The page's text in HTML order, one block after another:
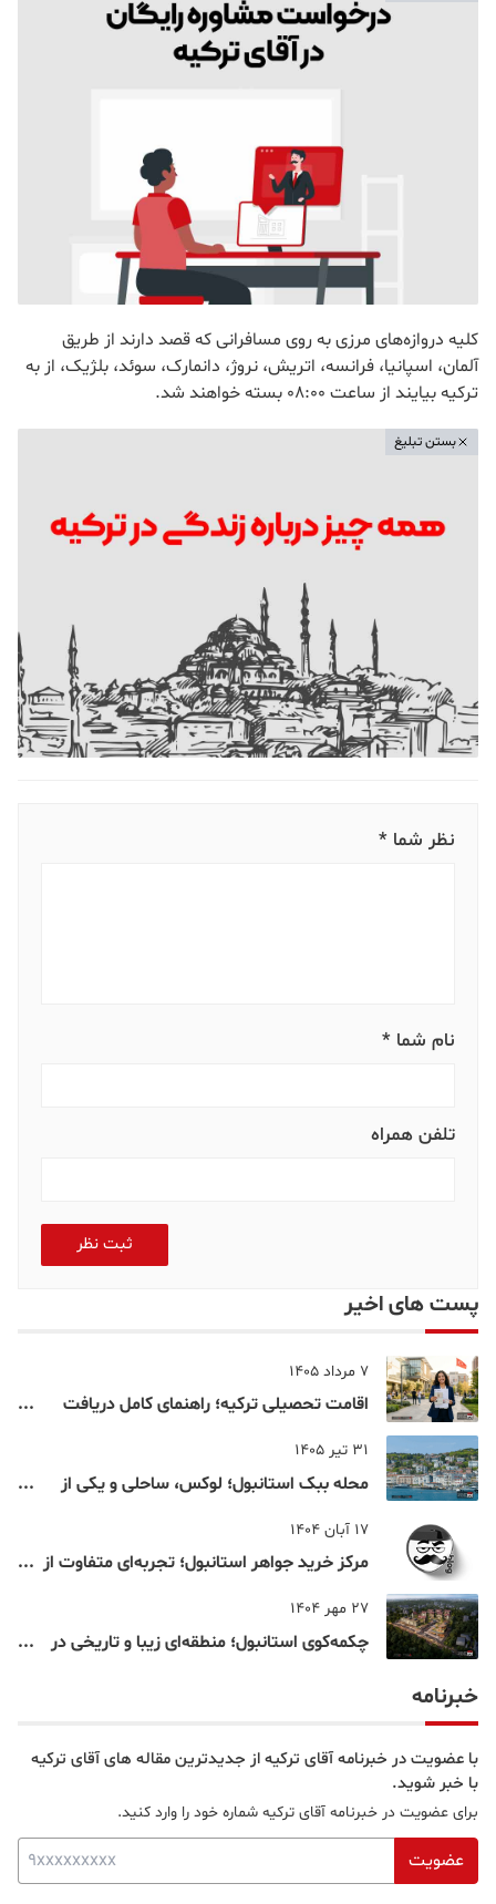
کلیه دروازه‌های مرزی به روی مسافرانی که قصد دارند از طریق
آلمان، اسپانیا، فرانسه، اتریش، نروژ، دانمارک، سوئد، بلژیک، از به
ترکیه بیایند از ساعت 08:00 بسته خواهند شد.
بستن تبلیغ
نظر شما *
نام شما *
تلفن همراه
ثبت نظر
پست های اخیر
7 مرداد 1405
اقامت تحصیلی ترکیه؛ راهنمای کامل دریافت
31 تیر 1405
محله ببک استانبول؛ لوکس، ساحلی و یکی از
17 آبان 1404
مرکز خرید جواهر استانبول؛ تجربه‌ای متفاوت از
27 مهر 1404
چکمه‌کوی استانبول؛ منطقه‌ای زیبا و تاریخی در
خبرنامه
با عضویت در خبرنامه آقای ترکیه از جدیدترین مقاله های آقای ترکیه
با خبر شوید.
برای عضویت در خبرنامه آقای ترکیه شماره خود را وارد کنید.
عضویت